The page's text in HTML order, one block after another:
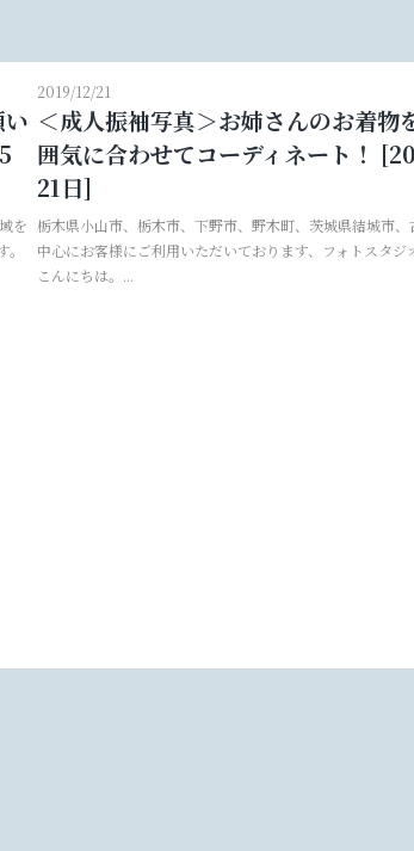
撮影予約
お問い合わせ
を
2019/12/21
＜成人振袖写真＞お姉さんのお着物
囲気に合わせてコーディネート！
21日]
栃木県小山市、栃木市、下野市、野木町、茨城県結城市、
中心にお客様にご利用いただいております、フォトスタジ
こんにちは。...